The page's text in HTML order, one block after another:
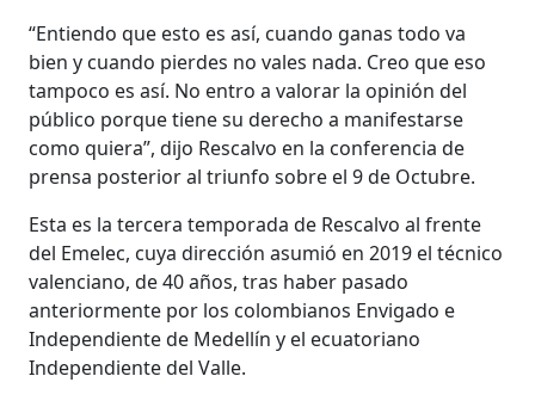
“Entiendo que esto es así, cuando ganas todo va
bien y cuando pierdes no vales nada. Creo que eso
tampoco es así. No entro a valorar la opinión del
público porque tiene su derecho a manifestarse
como quiera”, dijo Rescalvo en la conferencia de
prensa posterior al triunfo sobre el 9 de Octubre.
Esta es la tercera temporada de Rescalvo al frente
del Emelec, cuya dirección asumió en 2019 el técnico
valenciano, de 40 años, tras haber pasado
anteriormente por los colombianos Envigado e
Independiente de Medellín y el ecuatoriano
Independiente del Valle.